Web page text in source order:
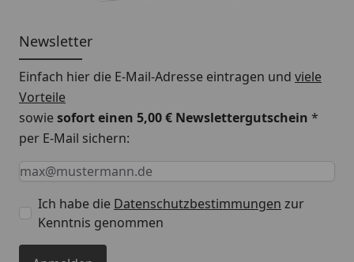
Newsletter
Einfach hier die E-Mail-Adresse eintragen und viele
Vorteile
sowiesofort einen 5,00 € Newslettergutschein *
per E-Mail sichern:
Keine Eingabe erforderlich
Eingabe erforderlich
E-Mail *
Ich habe die Datenschutzbestimmungen zur
Kenntnis genommen